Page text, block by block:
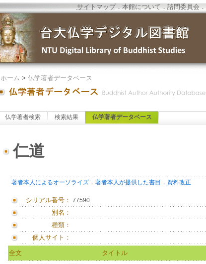
サイトマップ．本館について．諮問委員会．
ホーム > 仏学著者データベース
仏学著者検索 検索結果 仏学著者データベース
仁道
著者本人によるオーソライズ． 著者本人が提供した書目 ． 資料改正
シリアル番号： 77590
別名：
種類：
個人サイト：
全文 タイトル